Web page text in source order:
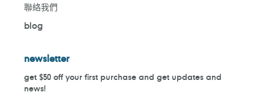
聯絡我們
blog
newsletter
get $50 off your first purchase and get updates and
news!